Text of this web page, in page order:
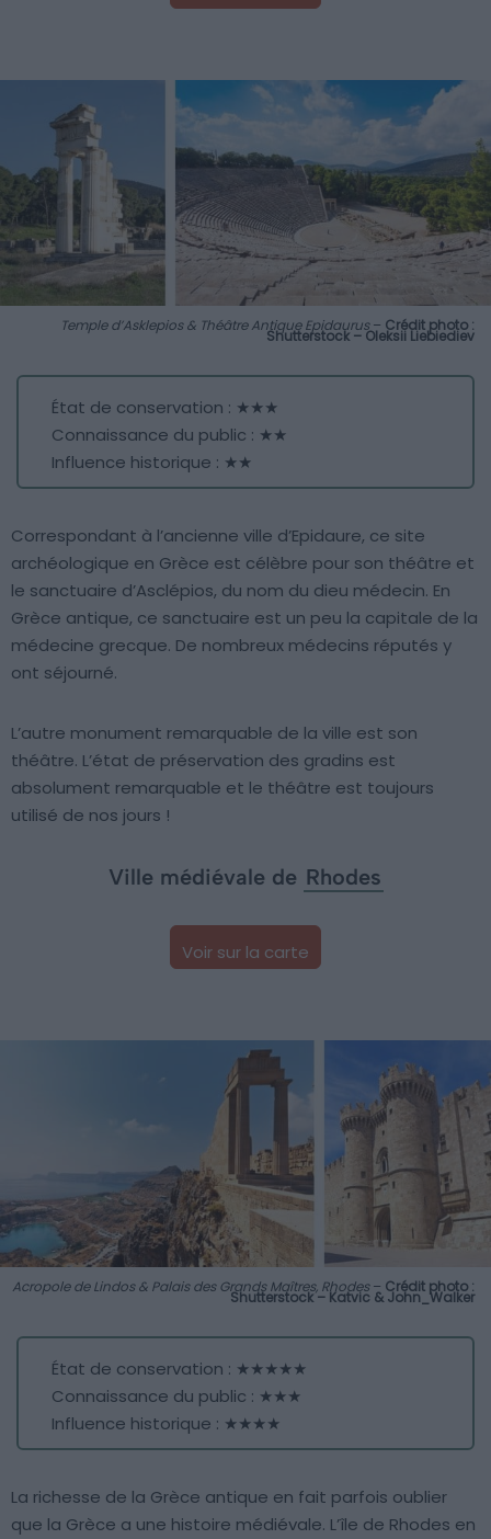
Temple d’Asklepios & Théâtre Antique Epidaurus– Crédit photo :
Shutterstock – Oleksii Liebiediev
État de conservation : ★★★
Connaissance du public : ★★
Influence historique : ★★
Correspondant à l’ancienne ville d’Epidaure, ce site
archéologique en Grèce est célèbre pour son théâtre et
le sanctuaire d’Asclépios, du nom du dieu médecin. En
Grèce antique, ce sanctuaire est un peu la capitale de la
médecine grecque. De nombreux médecins réputés y
ont séjourné.
L’autre monument remarquable de la ville est son
théâtre. L’état de préservation des gradins est
absolument remarquable et le théâtre est toujours
utilisé de nos jours !
Ville médiévale de Rhodes
Voir sur la carte
Acropole de Lindos & Palais des Grands Maîtres, Rhodes– Crédit photo :
Shutterstock – Katvic & John_Walker
État de conservation : ★★★★★
Connaissance du public : ★★★
Influence historique : ★★★★
La richesse de la Grèce antique en fait parfois oublier
que la Grèce a une histoire médiévale. L’île de Rhodes en